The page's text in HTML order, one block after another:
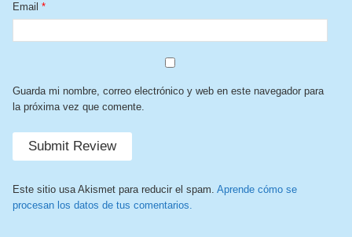
Email *
Guarda mi nombre, correo electrónico y web en este navegador para
la próxima vez que comente.
Este sitio usa Akismet para reducir el spam. Aprende cómo se
procesan los datos de tus comentarios.